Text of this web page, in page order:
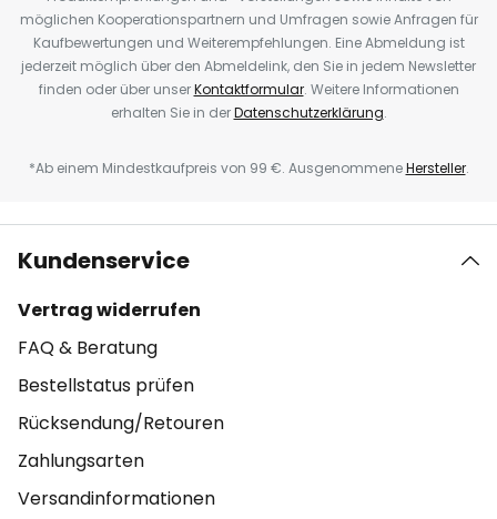
möglichen Kooperationspartnern und Umfragen sowie Anfragen für
Kaufbewertungen und Weiterempfehlungen. Eine Abmeldung ist
jederzeit möglich über den Abmeldelink, den Sie in jedem Newsletter
finden oder über unserKontaktformular. Weitere Informationen
erhalten Sie in derDatenschutzerklärung.
*Ab einem Mindestkaufpreis von 99 €. AusgenommeneHersteller.
Kundenservice
Vertrag widerrufen
FAQ & Beratung
Bestellstatus prüfen
Rücksendung/Retouren
Zahlungsarten
Versandinformationen